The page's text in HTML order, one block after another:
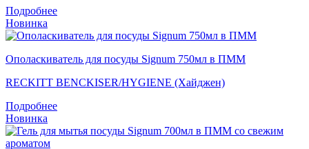
Подробнее
Новинка
Ополаскиватель для посуды Signum 750мл в ПММ
RECKITT BENCKISER/HYGIENE (Хайджен)
Подробнее
Новинка